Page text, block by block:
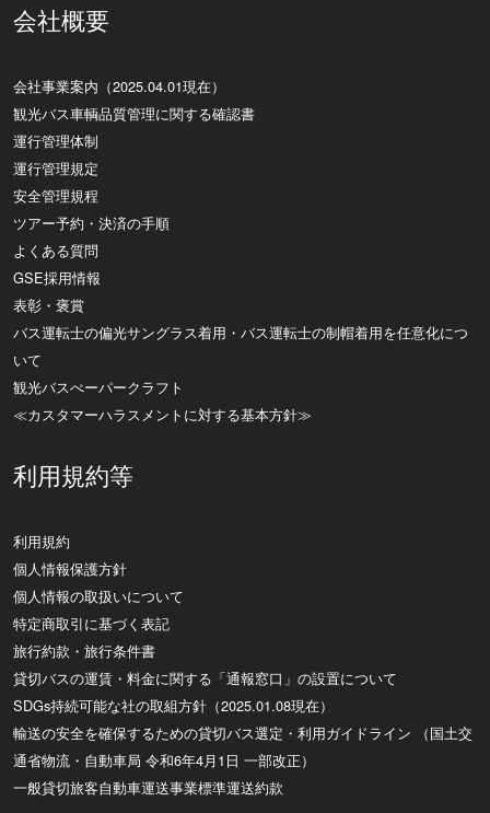
会社概要
会社事業案内（2025.04.01現在）
観光バス車輌品質管理に関する確認書
運行管理体制
運行管理規定
安全管理規程
ツアー予約・決済の手順
よくある質問
GSE採用情報
表彰・褒賞
バス運転士の偏光サングラス着用・バス運転士の制帽着用を任意化につ
いて
観光バスぺーパークラフト
≪カスタマーハラスメントに対する基本方針≫
利用規約等
利用規約
個人情報保護方針
個人情報の取扱いについて
特定商取引に基づく表記
旅行約款・旅行条件書
貸切バスの運賃・料金に関する「通報窓口」の設置について
SDGs持続可能な社の取組方針（2025.01.08現在）
輸送の安全を確保するための貸切バス選定・利用ガイドライン （国土交
通省物流・自動車局 令和6年4月1日 一部改正）
一般貸切旅客自動車運送事業標準運送約款